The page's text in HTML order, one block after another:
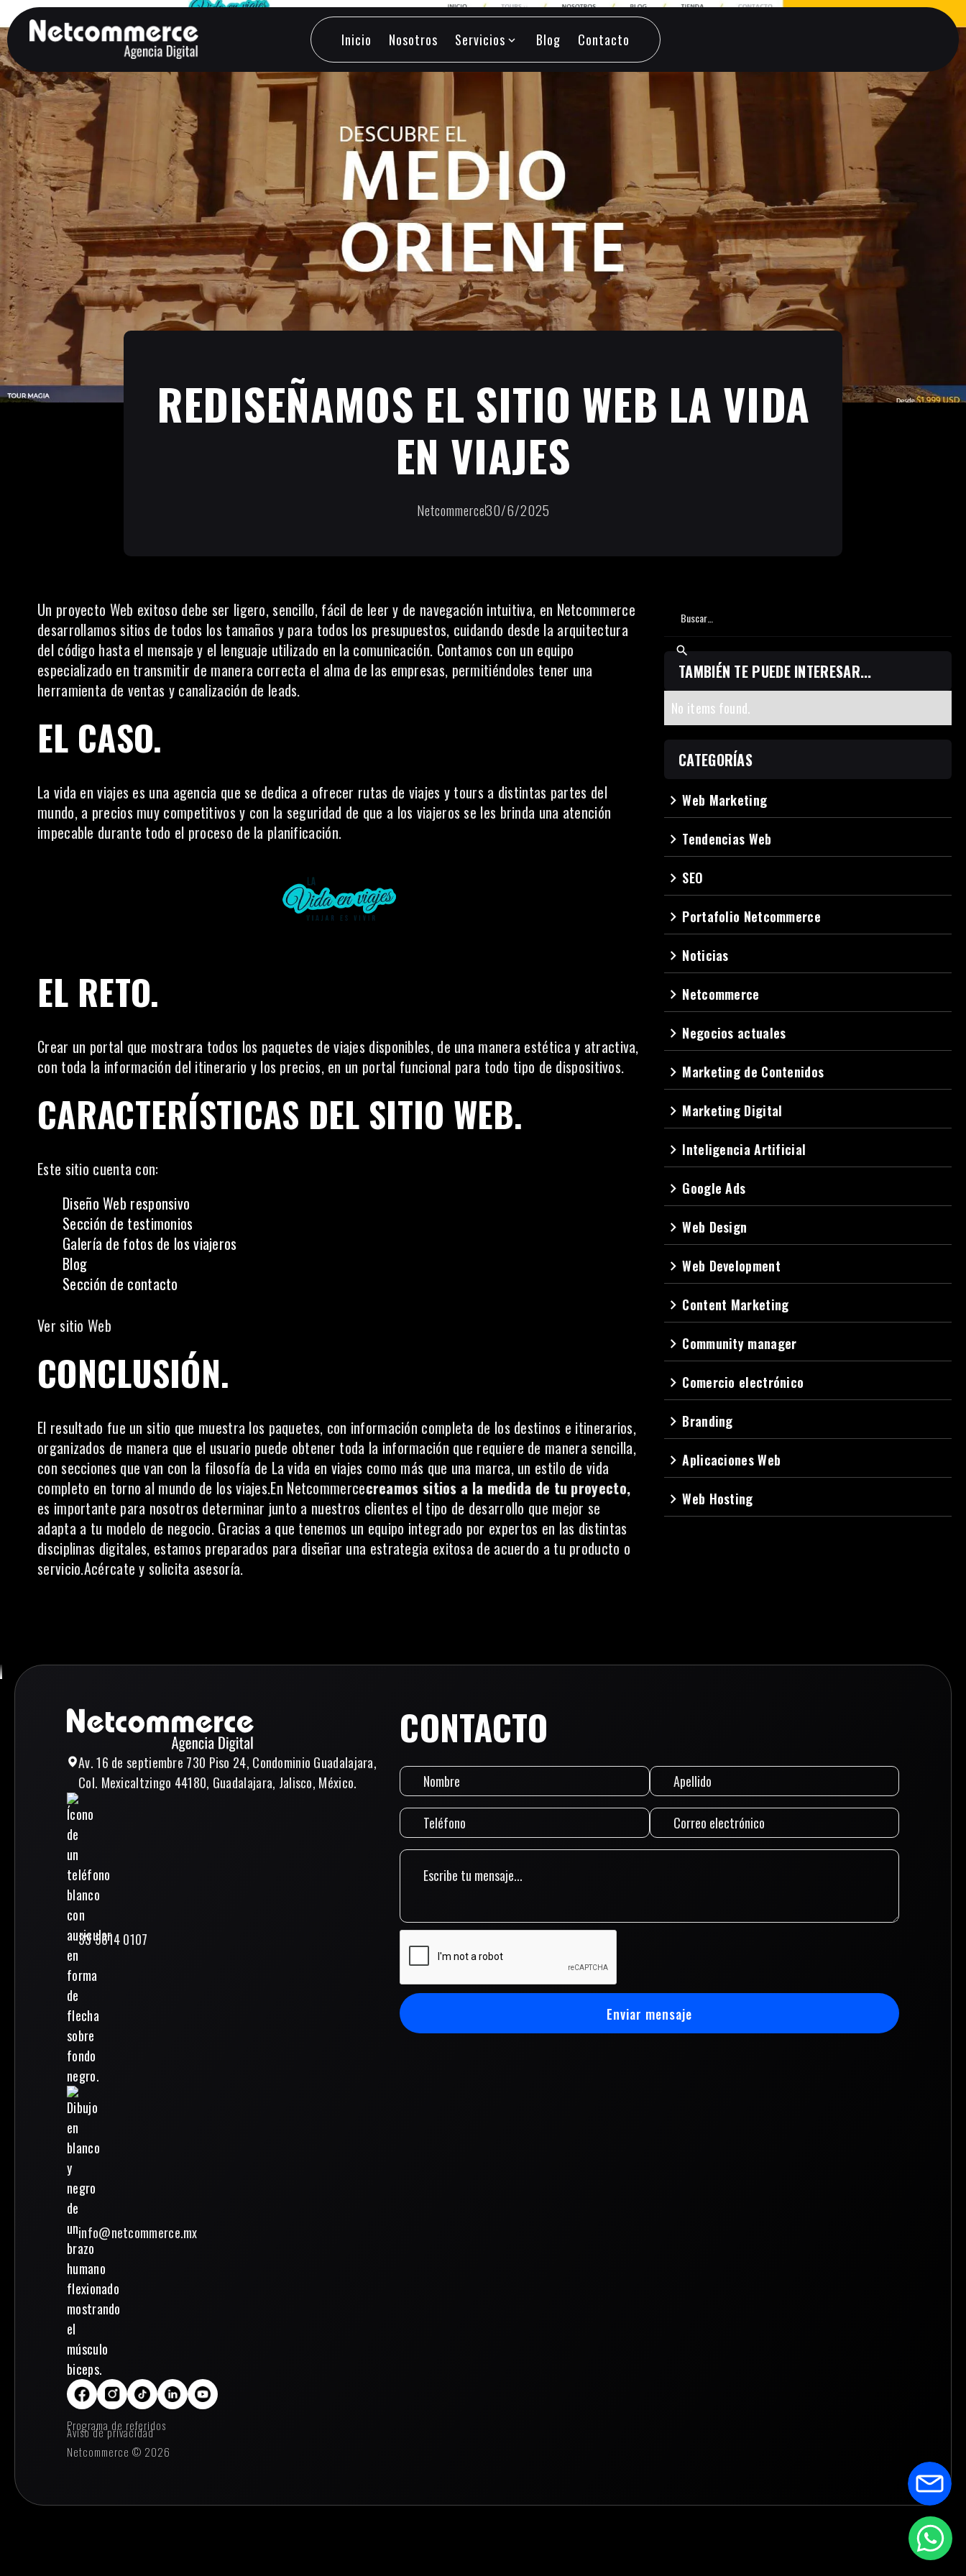
Inicio
Nosotros
Servicios expand_more
Blog
Contacto
REDISEÑAMOS EL SITIO WEB LA VIDA
EN VIAJES
Netcommerce30/6/2025
Un proyecto Web exitoso debe ser ligero, sencillo, fácil de leer y de navegación intuitiva, en Netcommerce
desarrollamos sitios de todos los tamaños y para todos los presupuestos, cuidando desde la arquitectura
del código hasta el mensaje y el lenguaje utilizado en la comunicación. Contamos con un equipo
especializado en transmitir de manera correcta el alma de las empresas, permitiéndoles tener una
herramienta de ventas y canalización de leads.
EL CASO.
La vida en viajes es una agencia que se dedica a ofrecer rutas de viajes y tours a distintas partes del
mundo, a precios muy competitivos y con la seguridad de que a los viajeros se les brinda una atención
impecable durante todo el proceso de la planificación.
EL RETO.
Crear un portal que mostrara todos los paquetes de viajes disponibles, de una manera estética y atractiva,
con toda la información del itinerario y los precios, en un portal funcional para todo tipo de dispositivos.
CARACTERÍSTICAS DEL SITIO WEB.
Este sitio cuenta con:
Diseño Web responsivo
Sección de testimonios
Galería de fotos de los viajeros
Blog
Sección de contacto
Ver sitio Web
CONCLUSIÓN.
El resultado fue un sitio que muestra los paquetes, con información completa de los destinos e itinerarios,
organizados de manera que el usuario puede obtener toda la información que requiere de manera sencilla,
con secciones que van con la filosofía de La vida en viajes como más que una marca, un estilo de vida
completo en torno al mundo de los viajes.En Netcommercecreamos sitios a la medida de tu proyecto,
es importante para nosotros determinar junto a nuestros clientes el tipo de desarrollo que mejor se
adapta a tu modelo de negocio. Gracias a que tenemos un equipo integrado por expertos en las distintas
disciplinas digitales, estamos preparados para diseñar una estrategia exitosa de acuerdo a tu producto o
servicio.Acércate y solicita asesoría.
TAMBIÉN TE PUEDE INTERESAR...
No items found.
CATEGORÍAS
navigate_nextWeb Marketing
navigate_next Tendencias Web
navigate_next SEO
navigate_next Portafolio Netcommerce
navigate_next Noticias
navigate_next Netcommerce
navigate_next Negocios actuales
navigate_next Marketing de Contenidos
navigate_next Marketing Digital
navigate_next Inteligencia Artificial
navigate_next Google Ads
navigate_nextWeb Design
navigate_nextWeb Development
navigate_next Content Marketing
navigate_next Community manager
navigate_next Comercio electrónico
navigate_next Branding
navigate_nextAplicaciones Web
navigate_nextWeb Hosting
Av. 16 de septiembre 730 Piso 24, Condominio Guadalajara,
Col. Mexicaltzingo 44180, Guadalajara, Jalisco, México.
33 3614 0107
info@netcommerce.mx
Programa de referidos
Aviso de privacidad
Netcommerce © 2026
CONTACTO
Enviar mensaje
Enviar mensaje